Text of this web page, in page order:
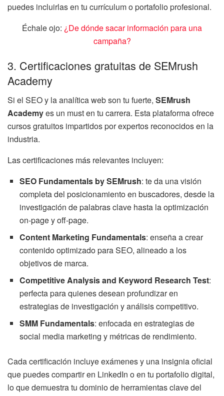
puedes incluirlas en tu currículum o portafolio profesional.
Échale ojo: ¿De dónde sacar información para una
campaña?
3. Certificaciones gratuitas de SEMrush
Academy
Si el SEO y la analítica web son tu fuerte, SEMrush
Academyes un must en tu carrera. Esta plataforma ofrece
cursos gratuitos impartidos por expertos reconocidos en la
industria.
Las certificaciones más relevantes incluyen:
SEO Fundamentals by SEMrush: te da una visión
completa del posicionamiento en buscadores, desde la
investigación de palabras clave hasta la optimización
on-page y off-page.
Content Marketing Fundamentals: enseña a crear
contenido optimizado para SEO, alineado a los
objetivos de marca.
Competitive Analysis and Keyword Research Test:
perfecta para quienes desean profundizar en
estrategias de investigación y análisis competitivo.
SMM Fundamentals: enfocada en estrategias de
social media marketing y métricas de rendimiento.
Cada certificación incluye exámenes y una insignia oficial
que puedes compartir en LinkedIn o en tu portafolio digital,
lo que demuestra tu dominio de herramientas clave del